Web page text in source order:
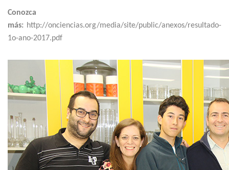
Conozca
más: http://onciencias.org/media/site/public/anexos/resultado-
1o-ano-2017.pdf